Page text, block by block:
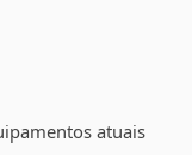
atuais